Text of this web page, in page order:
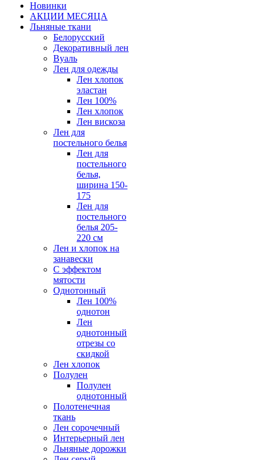
Новинки
АКЦИИ МЕСЯЦА
Льняные ткани
Белорусский
Декоративный лен
Вуаль
Лен для одежды
Лен хлопок
эластан
Лен 100%
Лен хлопок
Лен вискоза
Лен для
постельного белья
Лен для
постельного
белья,
ширина 150-
175
Лен для
постельного
белья 205-
220 см
Лен и хлопок на
занавески
С эффектом
мятости
Однотонный
Лен 100%
однотон
Лен
однотонный
отрезы со
скидкой
Лен хлопок
Полулен
Полулен
однотонный
Полотенечная
ткань
Лен сорочечный
Интерьерный лен
Льняные дорожки